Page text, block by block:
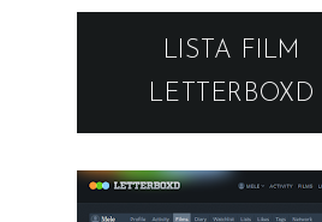
LISTA FILM
LETTERBOXD